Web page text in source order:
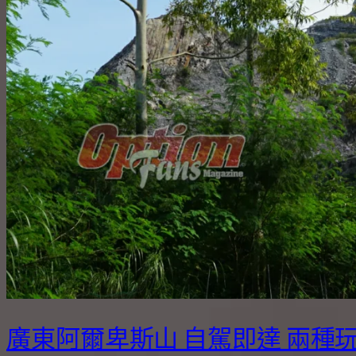
廣東阿爾卑斯山 自駕即達 兩種